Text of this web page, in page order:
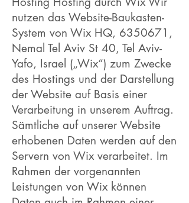
nutzen das Website-Baukasten-
System von Wix HQ, 6350671 ,
Nemal Tel Aviv St 40, Tel Aviv-
Yafo, Israel („Wix“) zum Zwecke
des Hostings und der Darstellung
der Website auf Basis einer
Verarbeitung in unserem Auftrag.
Sämtliche auf unserer Website
erhobenen Daten werden auf den
Servern von Wix verarbeitet. Im
Rahmen der vorgenannten
Leistungen von Wix können